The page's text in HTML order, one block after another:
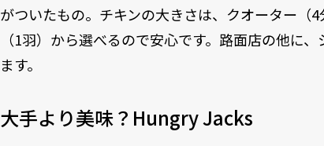
がついたもの。チキンの大きさは、クオーター（
（1羽）から選べるので安心です。路面店の他に
ます。
大手より美味？Hungry Jacks